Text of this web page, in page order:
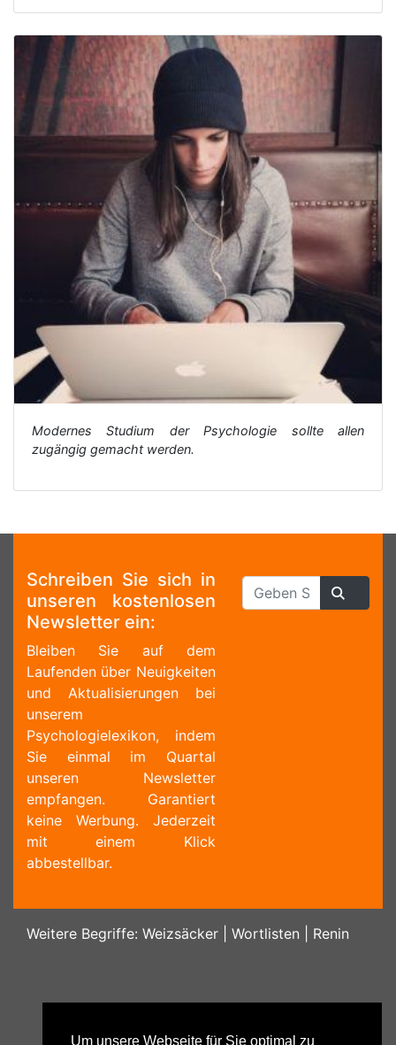
Um unsere Webseite für Sie optimal zu
Modernes Studium der Psychologie sollte allen
zugängig gemacht werden.
Schreiben Sie sich in
unseren kostenlosen
Newsletter ein:
Bleiben Sie auf dem
Laufenden über Neuigkeiten
und Aktualisierungen bei
unserem
Psychologielexikon, indem
Sie einmal im Quartal
unseren Newsletter
empfangen. Garantiert
keine Werbung. Jederzeit
mit einem Klick
abbestellbar.
Weitere Begriffe: Weizsäcker Wortlisten Renin